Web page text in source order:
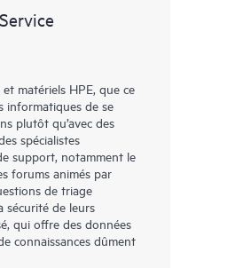
certaines activités
donne accès à des
des
matériels HPE, que ce
informatiques de se
plutôt qu’avec des
spécialistes
support, notamment le
forums animés par
de triage
sécurité de leurs
qui offre des données
connaissances dûment